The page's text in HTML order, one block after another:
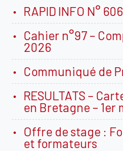
RAPID INFO N°
Cahier n°97 –
2026
Communiqué de
RESULTATS –
en Bretagne – 1er
Offre de stage :
et formateurs